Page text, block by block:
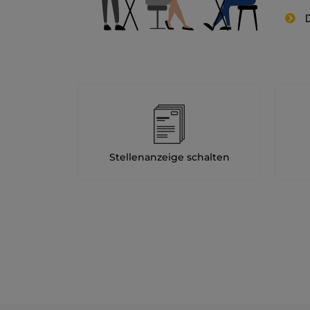
Stellenanzeige schalten